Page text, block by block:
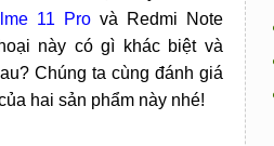
11 Pro và Redmi Note
này có gì khác biệt và
Chúng ta cùng đánh giá
hai sản phẩm này nhé!